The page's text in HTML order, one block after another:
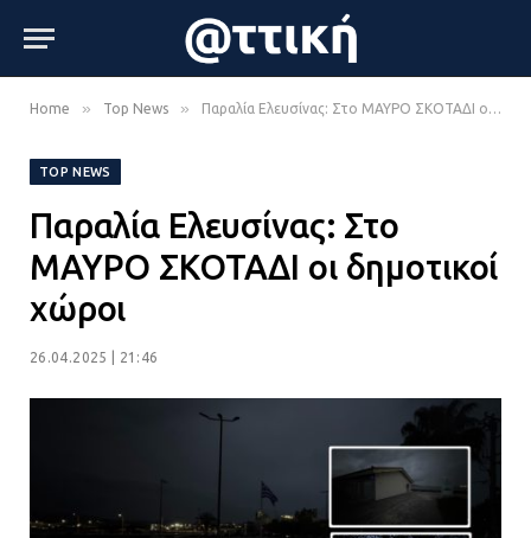
Home » Top News » Παραλία Ελευσίνας: Στο ΜΑΥΡΟ ΣΚΟΤΑΔΙ οι δημοτικοί χώροι
TOP NEWS
Παραλία Ελευσίνας: Στο
ΜΑΥΡΟ ΣΚΟΤΑΔΙ οι δημοτικοί
χώροι
26.04.2025 | 21:46